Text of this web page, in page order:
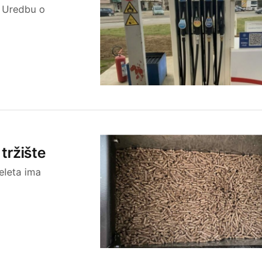
o
tržište
ima